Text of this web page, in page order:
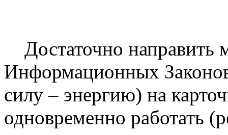
Достаточно направить
Информационных
силу – энергию) на
одновременно работать